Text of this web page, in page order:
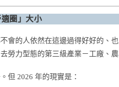
圈」大小
會的人依然在這邊過得好好的、
勞力型態的第三級產業－工廠、
但 2026 年的現實是：